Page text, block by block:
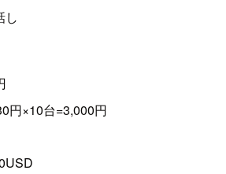
し
円×10台=3,000円